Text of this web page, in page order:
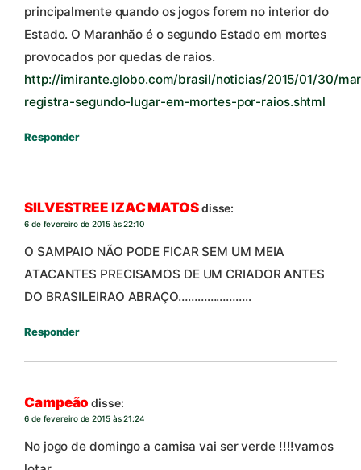
principalmente quando os jogos forem no interior do
Estado. O Maranhão é o segundo Estado em mortes
provocados por quedas de raios.
http://imirante.globo.com/brasil/noticias/2015/01/30/
registra-segundo-lugar-em-mortes-por-raios.shtml
Responder
SILVESTREE IZAC MATOSdisse:
6 de fevereiro de 2015 às 22:10
O SAMPAIO NÃO PODE FICAR SEM UM MEIA
ATACANTES PRECISAMOS DE UM CRIADOR ANTES
DO BRASILEIRAO ABRAÇO…………………..
Responder
Campeão disse:
6 de fevereiro de 2015 às 21:24
No jogo de domingo a camisa vai ser verde !!!!vamos